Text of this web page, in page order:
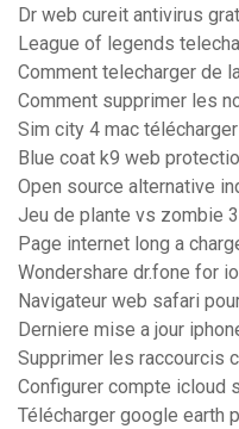
Dr web cureit antivirus
League of legends
Comment telecharger de
Comment supprimer les
Sim city 4 mac télécharger
Blue coat k9 web
Open source alternative
Jeu de plante vs zombie 3
Page internet long a
Navigateur web safari
Derniere mise a jour
Supprimer les raccourcis
Configurer compte icloud
Télécharger google earth